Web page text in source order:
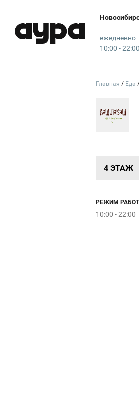
Аура
ежедневно
10:00 - 22:00
4 ЭТАЖ
РЕЖИМ
10:00 - 22:00
Главная Еда